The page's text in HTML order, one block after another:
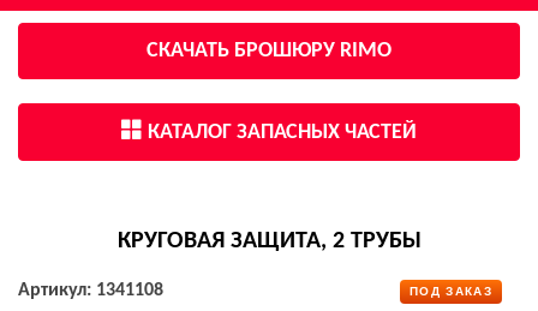
СКАЧАТЬ БРОШЮРУ RIMO
КАТАЛОГ ЗАПАСНЫХ ЧАСТЕЙ
КРУГОВАЯ ЗАЩИТА, 2 ТРУБЫ
ПОД ЗАКАЗ
Артикул: 1341108